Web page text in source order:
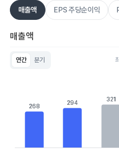
매출액 EPS 주당순이익
매출액
연간 분기
The chart has 1 X axis
The chart has 1 Y axis
268
268 294
294 321
321